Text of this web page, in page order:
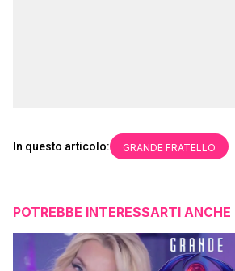
In questo articolo: GRANDE FRATELLO
POTREBBE INTERESSARTI ANCHE